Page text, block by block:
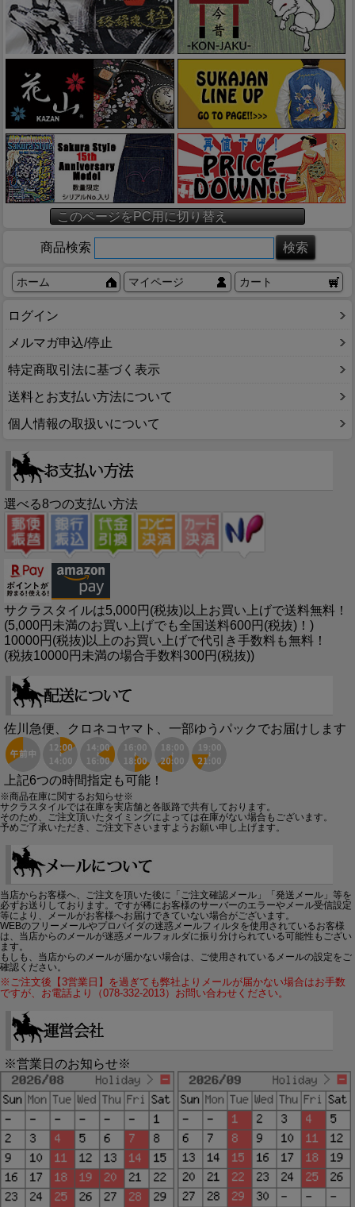
このページをPC用に切り替え
商品検索
ホーム マイページ カート
ログイン
メルマガ申込/停止
特定商取引法に基づく表示
送料とお支払い方法について
個人情報の取扱いについて
選べる8つの支払い方法
サクラスタイルは5,000円(税抜)以上お買い上げで送料無料！
(5,000円未満のお買い上げでも全国送料600円(税抜)！)
10000円(税抜)以上のお買い上げで代引き手数料も無料！
(税抜10000円未満の場合手数料300円(税抜))
佐川急便、クロネコヤマト、一部ゆうパックでお届けします
上記6つの時間指定も可能！
※商品在庫に関するお知らせ※
サクラスタイルでは在庫を実店舗と各販路で共有しております。
そのため、ご注文頂いたタイミングによっては在庫がない場合もございます。
予めご了承いただき、ご注文下さいますようお願い申し上げます。
当店からお客様へ、ご注文を頂いた後に「ご注文確認メール」「発送メール」等を
必ずお送りしております。ですが稀にお客様のサーバーのエラーやメール受信設定
等により、メールがお客様へお届けできていない場合がございます。
WEBのフリーメールやプロバイダの迷惑メールフィルタを使用されているお客様
は、当店からのメールが迷惑メールフォルダに振り分けられている可能性もござい
ます。
もしも、当店からのメールが届かない場合は、ご使用されているメールの設定をご
確認ください。
※ご注文後【3営業日】を過ぎても弊社よりメールが届かない場合はお手数
ですが、お電話より（078-332-2013）お問い合わせください。
※営業日のお知らせ※